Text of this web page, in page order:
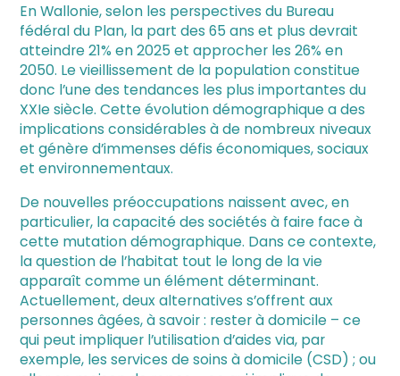
En Wallonie, selon les perspectives du Bureau
fédéral du Plan, la part des 65 ans et plus devrait
atteindre 21% en 2025 et approcher les 26% en
2050. Le vieillissement de la population constitue
donc l’une des tendances les plus importantes du
XXIe siècle. Cette évolution démographique a des
implications considérables à de nombreux niveaux
et génère d’immenses défis économiques, sociaux
et environnementaux.
De nouvelles préoccupations naissent avec, en
particulier, la capacité des sociétés à faire face à
cette mutation démographique. Dans ce contexte,
la question de l’habitat tout le long de la vie
apparaît comme un élément déterminant.
Actuellement, deux alternatives s’offrent aux
personnes âgées, à savoir : rester à domicile – ce
qui peut impliquer l’utilisation d’aides via, par
exemple, les services de soins à domicile (CSD) ; ou